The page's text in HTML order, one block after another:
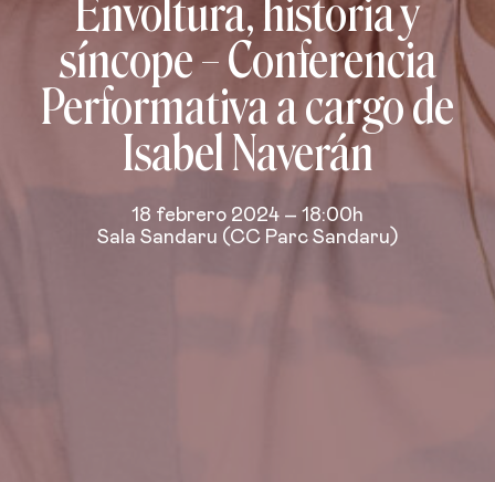
Envoltura, historia y
síncope – Conferencia
Performativa a cargo de
Isabel Naverán
18 febrero 2024 – 18:00h
Sala Sandaru (CC Parc Sandaru)